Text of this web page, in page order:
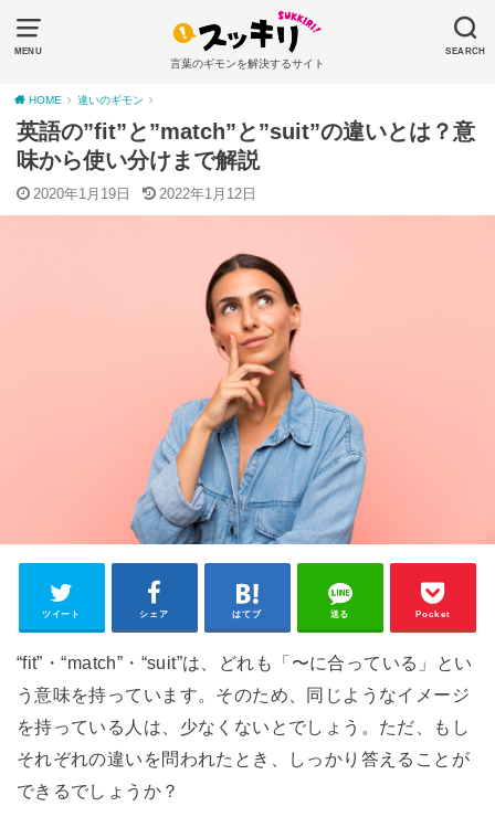
MENU SEARCH
言葉のギモンを解決するサイト
HOME 違いのギモン
英語の”fit”と”match”と”suit”の違いとは？意
味から使い分けまで解説
2020年1月19日 2022年1月12日
ツイート シェア はてブ 送る Pocket
“fit”・“match”・“suit”は、どれも「〜に合っている」とい
う意味を持っています。 そのため、同じようなイメージ
を持っている人は、少なくないとでしょう。 ただ、もし
それぞれの違いを問われたとき、しっかり答えることが
できるでしょうか？